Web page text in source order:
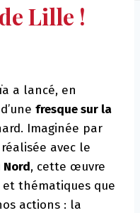
Lille !
a lancé, en
fresque sur la
Imaginée par
avec le
, cette œuvre
thématiques que
actions : la